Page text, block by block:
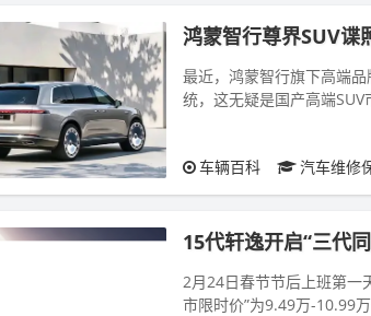
鸿蒙智行尊界SUV谍
最近，鸿蒙智行旗下高端
统，这无疑是国产高端
车辆百科 汽车维修
15代轩逸开启“三代
2月24日春节节后上班第一
市限时价”为9.49万-10.99